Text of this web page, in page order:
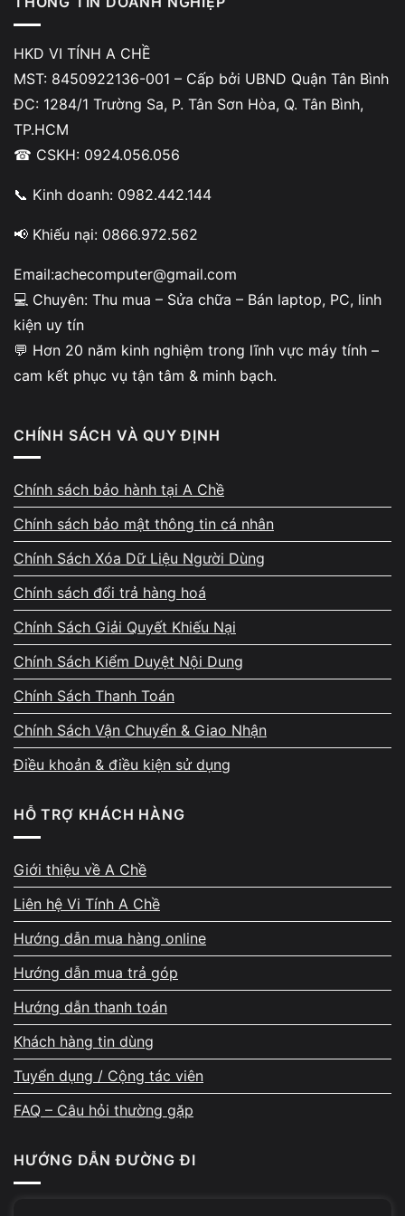
Nếu pin vẫn còn tốt, lỗi có thể đến từ adapter hoặc mạch
sạc. Tuy nhiên khiMacbook sạc không vào pinkèm theo
hiện tượng tụt pin nhanh, pin phồng hoặc máy sập nguồn,
bạn nên thay pin sớm để tránh ảnh hưởng linh kiện khác.
Vi Tính A Chề xử lý lỗi Macbook sạc
không vào pin như thế nào
Khi tiếp nhận lỗiMacbook sạc không vào pin , kỹ thuật
viên sẽ:
Kiểm tra miễn phí pin, adapter và hệ thống sạc
Báo giá rõ ràng trước khi sửa
Test khả năng sạc và thời lượng pin trước khi bàn
giao
Giá sửa Macbook sạc không vào pin
tham khảo
HẠNG MỤC XỬ LÝ
Kiểm tra – cân chỉnh hệ thống sạc
Thay adapter sạc
Thay pin Macbook
Sửa mạch sạc mainboard 900.000 – 2.200.000đ
Chi phí thực tế phụ thuộc dòng máy và tình trạng hư
hỏng.
HKD VI TÍNH A CHỀ
MST: 8450922136-001 – Cấp bởi UBND Quận Tân Bình
ĐC: 1284/1 Trường Sa, P. Tân Sơn Hòa, Q. Tân Bình,
TP.HCM
☎ CSKH: 0924.056.056
📞 Kinh doanh: 0982.442.144
📢 Khiếu nại: 0866.972.562
Email:achecomputer@gmail.com
💻 Chuyên: Thu mua – Sửa chữa – Bán laptop, PC, linh
kiện uy tín
💬 Hơn 20 năm kinh nghiệm trong lĩnh vực máy tính –
cam kết phục vụ tận tâm & minh bạch.
CHÍNH SÁCH VÀ QUY ĐỊNH
Chính sách bảo hành tại A Chề
Chính sách bảo mật thông tin cá nhân
Chính Sách Xóa Dữ Liệu Người Dùng
Chính sách đổi trả hàng hoá
Chính Sách Giải Quyết Khiếu Nại
Chính Sách Kiểm Duyệt Nội Dung
Chính Sách Thanh Toán
Chính Sách Vận Chuyển & Giao Nhận
Điều khoản & điều kiện sử dụng
HỖ TRỢ KHÁCH HÀNG
Giới thiệu về A Chề
Liên hệ Vi Tính A Chề
Hướng dẫn mua hàng online
Hướng dẫn mua trả góp
Hướng dẫn thanh toán
Khách hàng tin dùng
Tuyển dụng / Cộng tác viên
FAQ – Câu hỏi thường gặp
HƯỚNG DẪN ĐƯỜNG ĐI